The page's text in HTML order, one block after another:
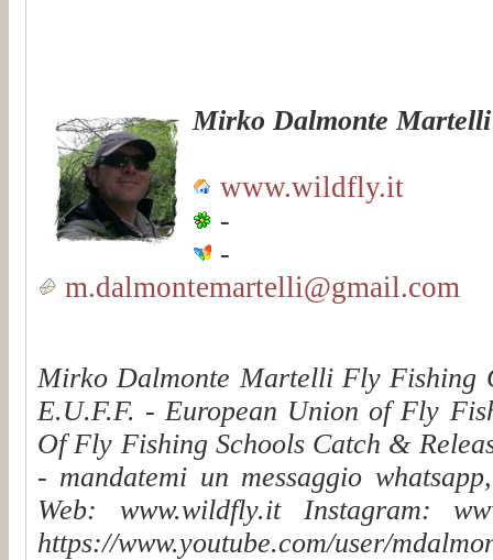
Mirko Dalmonte Martelli
www.wildfly.it
-
-
m.dalmontemartelli@gmail.com
Mirko Dalmonte Martelli Fly
E.U.F.F. - European Union of Fly
Of Fly Fishing Schools Catch &
- mandatemi un messaggio
Web: www.wildfly.it Instagram:
https://www.youtube.com/user/